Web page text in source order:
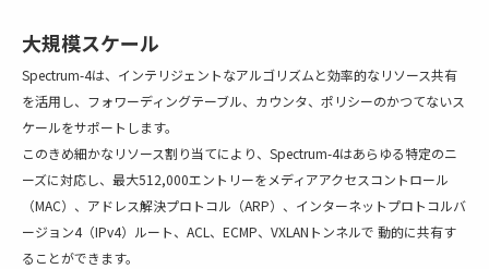
大規模スケール
Spectrum-4は、インテリジェントなアルゴリズムと効率的なリソース共有
を活用し、フォワーディングテーブル、カウンタ、ポリシーのかつてないス
ケールをサポートします。
このきめ細かなリソース割り当てにより、Spectrum-4はあらゆる特定のニ
ーズに対応し、最大512,000エントリーをメディアアクセスコントロール
（MAC）、アドレス解決プロトコル（ARP）、インターネットプロトコルバ
ージョン4（IPv4）ルート、ACL、ECMP、VXLANトンネルで 動的に共有す
ることができます。